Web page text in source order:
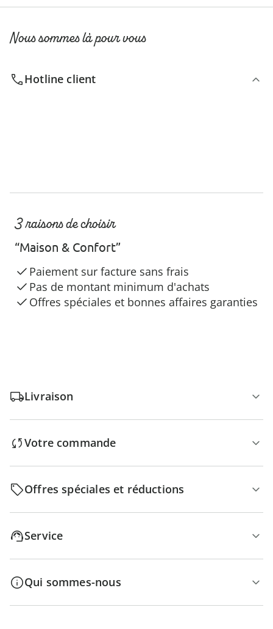
Nous sommes là pour vous
Hotline client
3 raisons de choisir
“Maison & Confort”
Paiement sur facture sans frais
Pas de montant minimum d'achats
Offres spéciales et bonnes affaires garanties
Livraison
Votre commande
Offres spéciales et réductions
Service
Qui sommes-nous